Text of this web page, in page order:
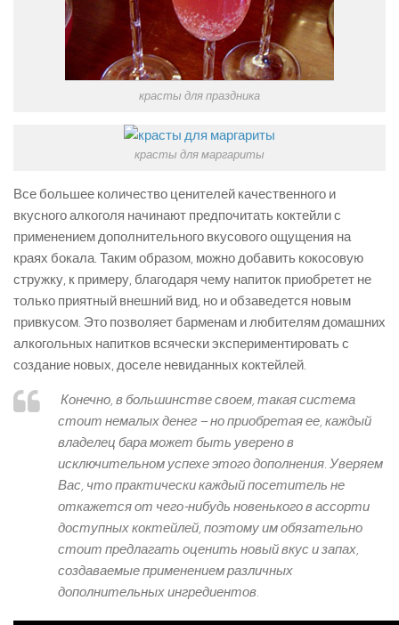
красты для праздника
красты для маргариты
Все большее количество ценителей качественного и
вкусного алкоголя начинают предпочитать коктейли с
применением дополнительного вкусового ощущения на
краях бокала. Таким образом, можно добавить кокосовую
стружку, к примеру, благодаря чему напиток приобретет не
только приятный внешний вид, но и обзаведется новым
привкусом. Это позволяет барменам и любителям домашних
алкогольных напитков всячески экспериментировать с
создание новых, доселе невиданных коктейлей.
Конечно, в большинстве своем, такая система
стоит немалых денег – но приобретая ее, каждый
владелец бара может быть уверено в
исключительном успехе этого дополнения. Уверяем
Вас, что практически каждый посетитель не
откажется от чего-нибудь новенького в ассорти
доступных коктейлей, поэтому им обязательно
стоит предлагать оценить новый вкус и запах,
создаваемые применением различных
дополнительных ингредиентов.